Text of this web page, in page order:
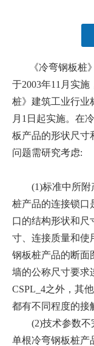
《冷弯钢板桩》
于2003年11月实
桩》建筑工业行业
月1日起实施。在
板产品的形状尺寸
问题需研究考虑:
(1)标准中所附
桩产品的连接锁口
口的结构形状和尺
寸、连接质量和使
钢板桩产品的断面
墙的公称尺寸要求
CSPL_4之外，其
都有不同程度的接
(2)技术参数不
单根冷弯钢板桩产